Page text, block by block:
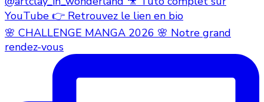
🌸 CHALLENGE MANGA 2026 🌸 Notre grand
rendez-vous